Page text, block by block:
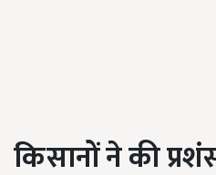
किसानों ने की